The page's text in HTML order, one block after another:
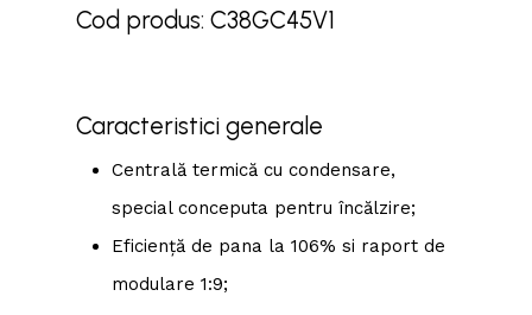
Cod produs: C38GC45V1
Caracteristici generale
Centrală termică cu condensare,
special conceputa pentru încălzire;
Eficiență de pana la 106% si raport de
modulare 1:9;